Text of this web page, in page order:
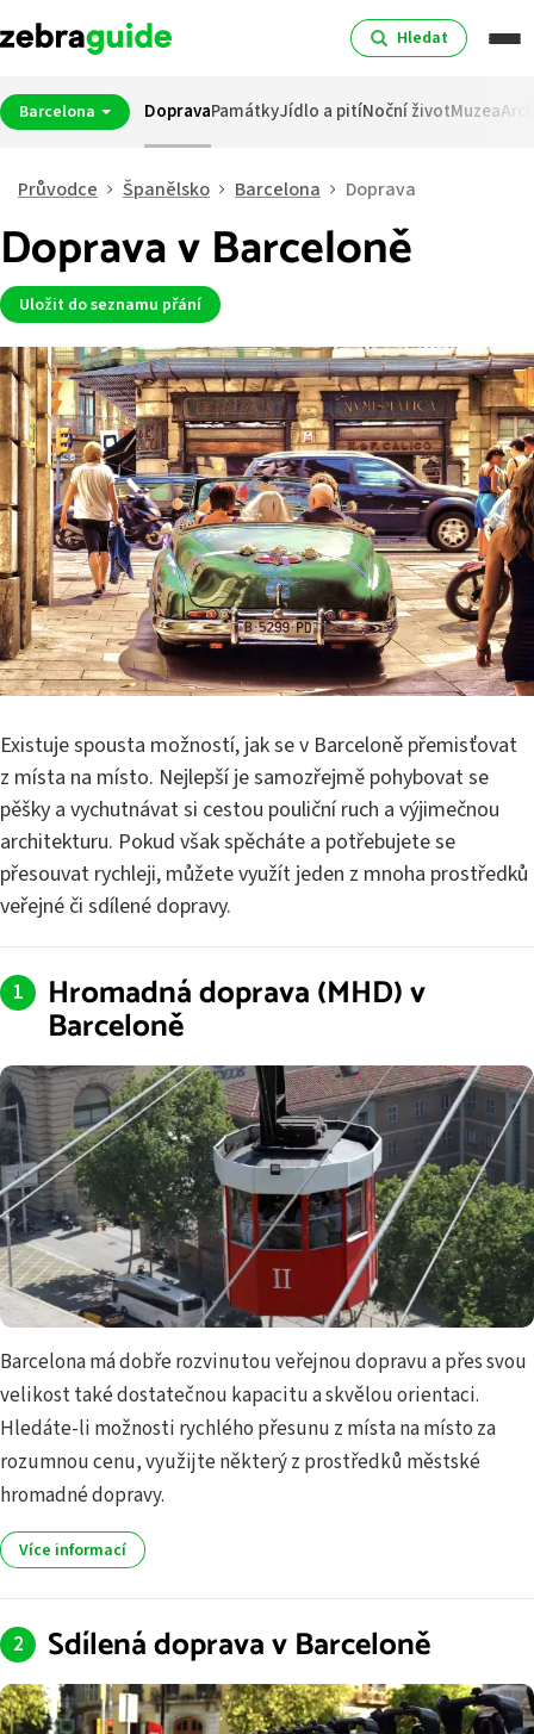
Hledat
Barcelona DopravaPamátkyJídlo a pitíNoční životMuzea
Průvodce Španělsko Barcelona Doprava
Doprava v Barceloně
Uložit do seznamu přání
Existuje spousta možností, jak se v Barceloně přemisťovat
z místa na místo. Nejlepší je samozřejmě pohybovat se
pěšky a vychutnávat si cestou pouliční ruch a výjimečnou
architekturu. Pokud však spěcháte a potřebujete se
přesouvat rychleji, můžete využít jeden z mnoha prostředků
veřejné či sdílené dopravy.
Hromadná doprava (MHD) v
Barceloně
Barcelona má dobře rozvinutou veřejnou dopravu a přes svou
velikost také dostatečnou kapacitu a skvělou orientaci.
Hledáte-li možnosti rychlého přesunu z místa na místo za
rozumnou cenu, využijte některý z prostředků městské
hromadné dopravy.
Více informací
Sdílená doprava v Barceloně